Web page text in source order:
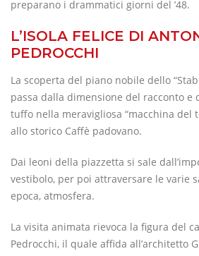
preparano i drammatici giorni del ’48.
L’ISOLA FELICE DI
PEDROCCHI
La scoperta del piano nobile dello
passa dalla dimensione del racconto e
tuffo nella meravigliosa “macchina del
allo storico Caffè padovano.
Dai leoni della piazzetta si sale
vestibolo, per poi attraversare le varie
epoca, atmosfera.
La visita animata rievoca la figura del
Pedrocchi, il quale affida all’architetto